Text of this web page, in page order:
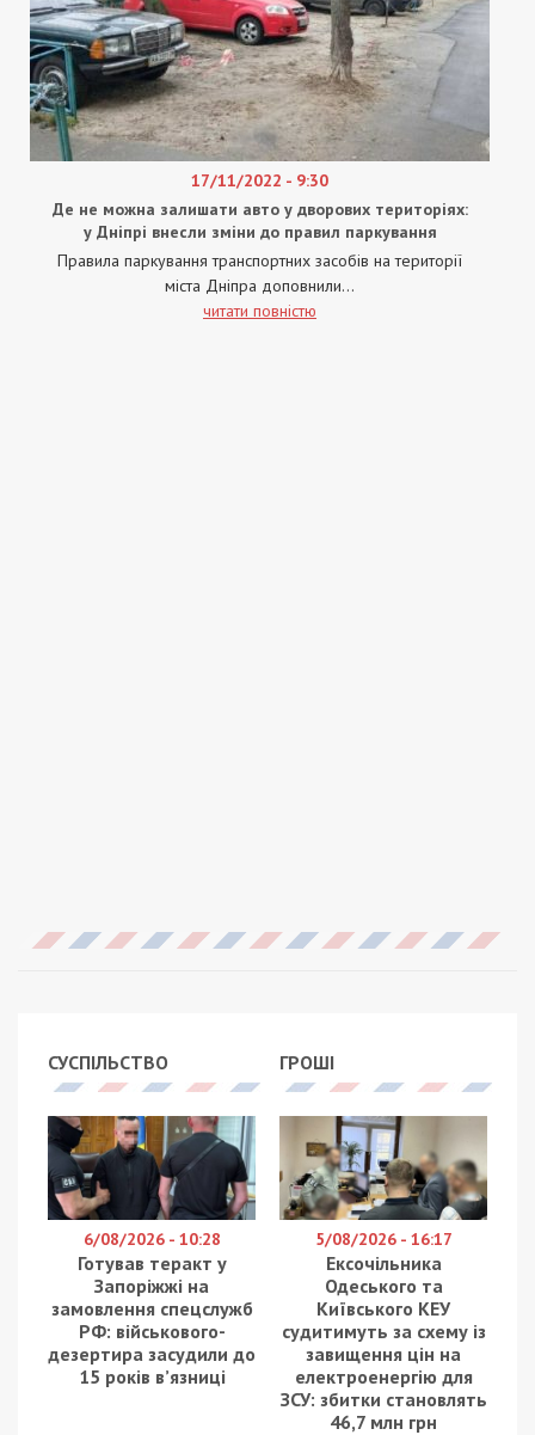
17/11/2022 - 9:30
Де не можна залишати авто у дворових територіях:
у Дніпрі внесли зміни до правил паркування
Правила паркування транспортних засобів на території
міста Дніпра доповнили...
читати повністю
СУСПІЛЬСТВО
6/08/2026 - 10:28
Готував теракт у
Запоріжжі на
замовлення спецслужб
РФ: військового-
дезертира засудили до
15 років в’язниці
ГРОШІ
5/08/2026 - 16:17
Ексочільника
Одеського та
Київського КЕУ
судитимуть за схему із
завищення цін на
електроенергію для
ЗСУ: збитки становлять
46,7 млн грн